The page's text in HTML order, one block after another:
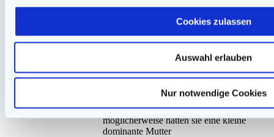
Cookies zulassen
Auswahl erlauben
Nur notwendige Cookies
schon weitgehend.
1. Mai 2023 um 1:44 Uhr
Idtt mir auch aufgefallen und dann buckeln
sie vor einen dominanten Drachen
möglicherweise hatten sie eine kleine
dominante Mutter